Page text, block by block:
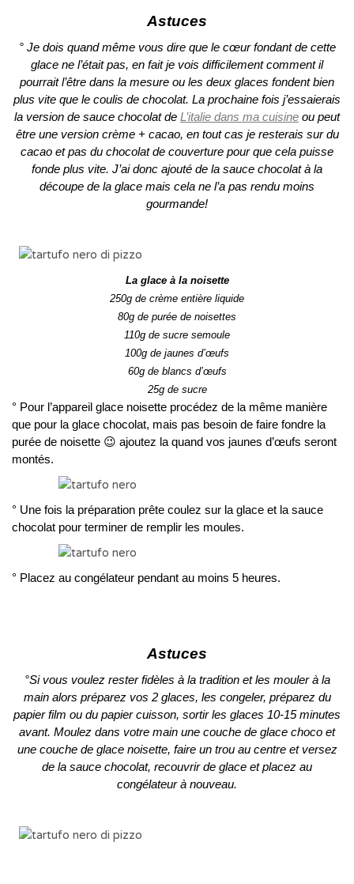
Astuces
° Je dois quand même vous dire que le cœur fondant de cette
glace ne l’était pas, en fait je vois difficilement comment il
pourrait l’être dans la mesure ou les deux glaces fondent bien
plus vite que le coulis de chocolat. La prochaine fois j’essaierais
la version de sauce chocolat de L’italie dans ma cuisine ou peut
être une version crème + cacao, en tout cas je resterais sur du
cacao et pas du chocolat de couverture pour que cela puisse
fonde plus vite. J’ai donc ajouté de la sauce chocolat à la
découpe de la glace mais cela ne l’a pas rendu moins
gourmande!
La glace à la noisette
250g de crème entière liquide
80g de purée de noisettes
110g de sucre semoule
100g de jaunes d’œufs
60g de blancs d’œufs
25g de sucre
° Pour l’appareil glace noisette procédez de la même manière
que pour la glace chocolat, mais pas besoin de faire fondre la
purée de noisette 😉 ajoutez la quand vos jaunes d’œufs seront
montés.
° Une fois la préparation prête coulez sur la glace et la sauce
chocolat pour terminer de remplir les moules.
° Placez au congélateur pendant au moins 5 heures.
Astuces
°Si vous voulez rester fidèles à la tradition et les mouler à la
main alors préparez vos 2 glaces, les congeler, préparez du
papier film ou du papier cuisson, sortir les glaces 10-15 minutes
avant. Moulez dans votre main une couche de glace choco et
une couche de glace noisette, faire un trou au centre et versez
de la sauce chocolat, recouvrir de glace et placez au
congélateur à nouveau.